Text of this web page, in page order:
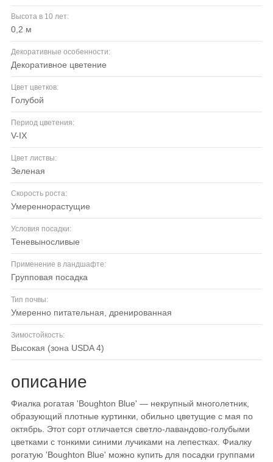
Высота в 10 лет:
0,2 м
Декоративные особенности:
декоративное цветение
Цвет цветков:
голубой
Период цветения:
V-IX
Цвет листвы:
зеленая
Скорость роста:
умереннорастущие
Условия посадки:
теневыносливые
Применение в ландшафте:
групповая посадка
Тип почвы:
умеренно питательная, дренированная
Зимостойкость:
высокая (зона USDA 4)
описание
Фиалка рогатая 'Boughton Blue' — некрупный многолетник,
образующий плотные куртинки, обильно цветущие с мая по
октябрь. Этот сорт отличается светло-лавандово-голубыми
цветками с тонкими синими лучиками на лепестках. Фиалку
рогатую 'Boughton Blue' можно купить для посадки группами